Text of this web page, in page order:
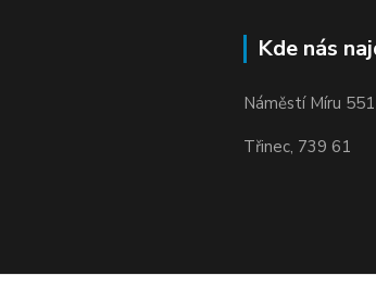
Kde nás
Náměstí Míru 551
Třinec, 739 61